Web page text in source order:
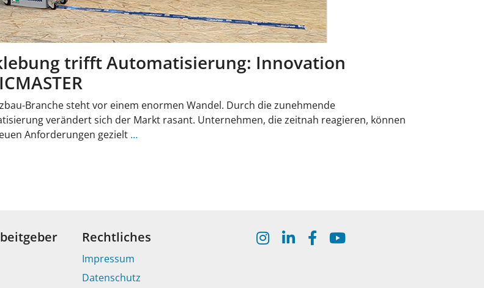
trifft Automatisierung: Innovation
Branche steht vor einem enormen Wandel. Durch die zunehmende
verändert sich der Markt rasant. Unternehmen, die zeitnah reagieren, können
Anforderungen gezielt …
Rechtliches
Impressum
Datenschutz